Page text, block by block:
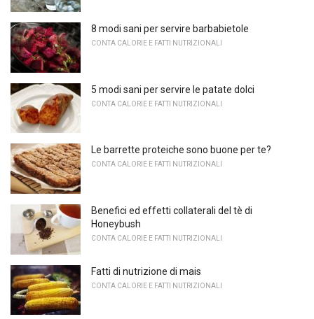
8 modi sani per servire barbabietole
CONTA CALORIE E FATTI NUTRIZIONALI
5 modi sani per servire le patate dolci
CONTA CALORIE E FATTI NUTRIZIONALI
Le barrette proteiche sono buone per te?
CONTA CALORIE E FATTI NUTRIZIONALI
Benefici ed effetti collaterali del tè di
Honeybush
CONTA CALORIE E FATTI NUTRIZIONALI
Fatti di nutrizione di mais
CONTA CALORIE E FATTI NUTRIZIONALI